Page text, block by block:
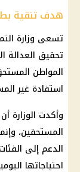
هدف تنقية
تسعى وزارة
تحقيق العدالة
المواطن
استفادة غير
وأكدت الوزارة
المستحقين،
الدعم إلى
احتياجاتها